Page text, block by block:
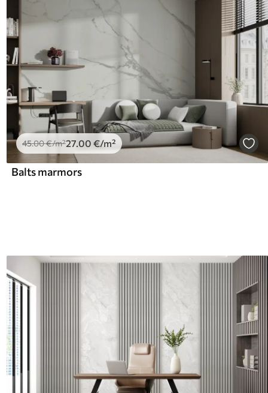
45.00€/m²27.00 €/m²
Balts marmors